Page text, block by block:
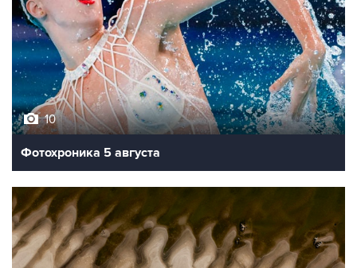
10
Фотохроника 5 августа